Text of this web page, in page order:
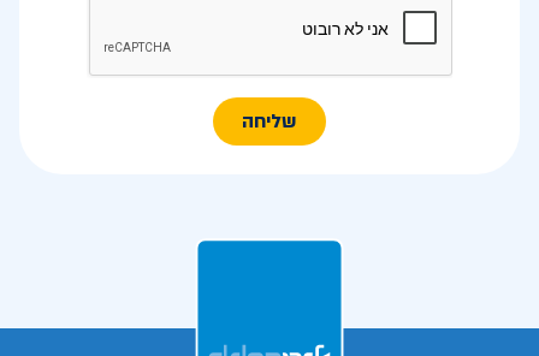
שליחה